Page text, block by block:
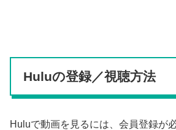
Huluの登録／視聴方法
Huluで動画を見るには、会員登録が